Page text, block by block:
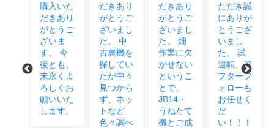
購入いた
だきあり
がとうご
ざいま
す。 今
後とも、
末永くよ
ろしくお
願いいた
します。
だきあり
がとうご
ざいまし
た。 中
古農機を
探してい
たが中々
見つから
ず、ネッ
トなど
色々調べ
だきあり
がとうご
ざいまし
た。 畑
作業に欠
かせない
というこ
とで、
JB14・
うねたて
機とご成
ただき誠
にありが
とうござ
いまし
た。 試
運転、ア
フターフ
ォローも
お任せく
だ
い！！！